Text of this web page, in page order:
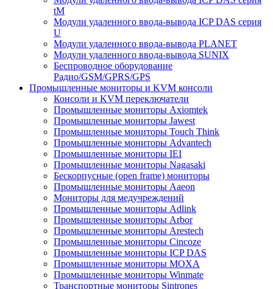
tM
Модули удаленного ввода-вывода ICP DAS серия
U
Модули удаленного ввода-вывода PLANET
Модули удаленного ввода-вывода SUNIX
Беспроводное оборудование
Радио/GSM/GPRS/GPS
Промышленные мониторы и KVM консоли
Консоли и KVM переключатели
Промышленные мониторы Axiomtek
Промышленные мониторы Jawest
Промышленные мониторы Touch Think
Промышленные мониторы Advantech
Промышленные мониторы IEI
Промышленные мониторы Nagasaki
Бескорпусные (open frame) мониторы
Промышленные мониторы Aaeon
Мониторы для медучреждений
Промышленные мониторы Adlink
Промышленные мониторы Arbor
Промышленные мониторы Arestech
Промышленные мониторы Cincoze
Промышленные мониторы ICP DAS
Промышленные мониторы MOXA
Промышленные мониторы Winmate
Транспортные мониторы Sintrones